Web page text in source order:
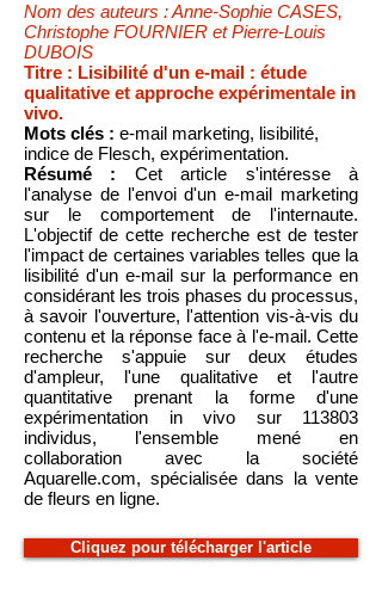
Nom des auteurs : Anne-Sophie CASES,
Christophe FOURNIER et Pierre-Louis
DUBOIS
Titre : Lisibilité d'un e-mail : étude
qualitative et approche expérimentale in
vivo.
Mots clés : e-mail marketing, lisibilité,
indice de Flesch, expérimentation.
Résumé : Cet article s'intéresse à
l'analyse de l'envoi d'un e-mail marketing
sur le comportement de l'internaute.
L'objectif de cette recherche est de tester
l'impact de certaines variables telles que la
lisibilité d'un e-mail sur la performance en
considérant les trois phases du processus,
à savoir l'ouverture, l'attention vis-à-vis du
contenu et la réponse face à l'e-mail. Cette
recherche s'appuie sur deux études
d'ampleur, l'une qualitative et l'autre
quantitative prenant la forme d'une
expérimentation in vivo sur 113803
individus, l'ensemble mené en
collaboration avec la société
Aquarelle.com, spécialisée dans la vente
de fleurs en ligne.
Cliquez pour télécharger l'article